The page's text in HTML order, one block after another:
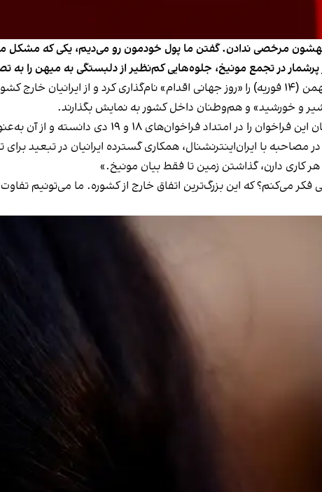
بهشون مرخصی ندادن. گفتن ما پول خودمون رو می‌دیم، یکی که مشکل
پرشمار در تجمع مونیخ، جلوه‌هایی کم‌نظیر از دلبستگی به میهن را
شاهزاده رضا پهلوی، شنبه ۲۵ بهمن (۱۴ فوریه) را «روز جهانی اقدام» نام‌گذاری
و خورشید» و هم‌وطنان داخل کشور به نمایش بگذارند.
دی دانسته‌ و از آن به‌عنوان مرحله‌ای مکمل در مسیر خیزش ایرانیان داخل کشور یاد کرده‌اند.
مصاحبه با ایران‌اینترنشنال، همکاری گسترده ایرانیان در تبعید
کاری دارن، گذاشتن زمین تا فقط بیان مونیخ.»
می‌کنم؟ که این بزرگ‌ترین اتفاق خارج از کشوره. ما می‌تونیم تفاوت